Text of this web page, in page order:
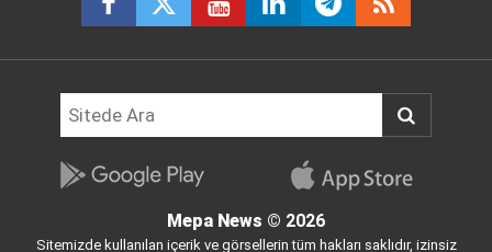
Mepa News © 2026
Sitemizde kullanılan içerik ve görsellerin tüm hakları saklıdır, izinsiz